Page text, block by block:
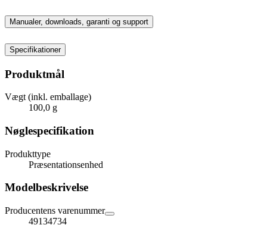
Manualer, downloads, garanti og support
Specifikationer
Produktmål
Vægt (inkl. emballage)
100,0 g
Nøglespecifikation
Produkttype
Præsentationsenhed
Modelbeskrivelse
Producentens varenummer
49134734